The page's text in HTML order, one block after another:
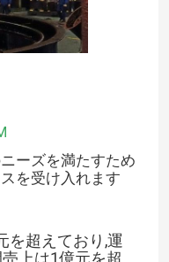
ーズを満たすため
を受け入れます
を超えており,運
上は1億元を超